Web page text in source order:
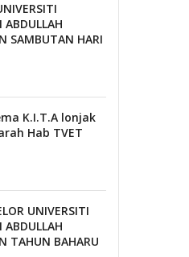
ABDULLAH
SAMBUTAN HARI
K.I.T.A lonjak
Hab TVET
UNIVERSITI
ABDULLAH
TAHUN BAHARU